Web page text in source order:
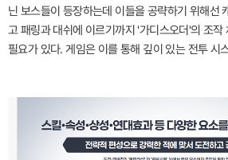
닌 보스들이 등장하는데 이들을 공략하기 위해선
고 패링과 대쉬에 이르기까지 '가디스오더'의 조작
필요가 있다. 게임은 이를 통해 깊이 있는 전투 시